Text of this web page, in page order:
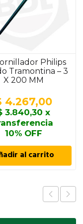
Philips
Tramontina – 3
X 200 MM
4.267,00
3.840,30 x
10% OFF
al carrito